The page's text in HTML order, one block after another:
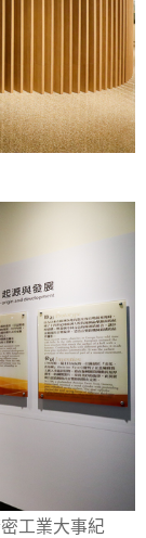
工業大事紀